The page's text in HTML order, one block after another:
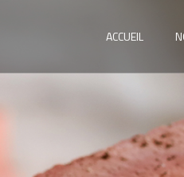
ACCUEIL